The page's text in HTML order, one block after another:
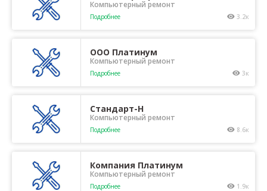
Компьютерный ремонт
Подробнее 3.2к
ООО Платинум
Компьютерный ремонт
Подробнее 3к
Стандарт-Н
Компьютерный ремонт
Подробнее 8.6к
Компания Платинум
Компьютерный ремонт
Подробнее 1.9к